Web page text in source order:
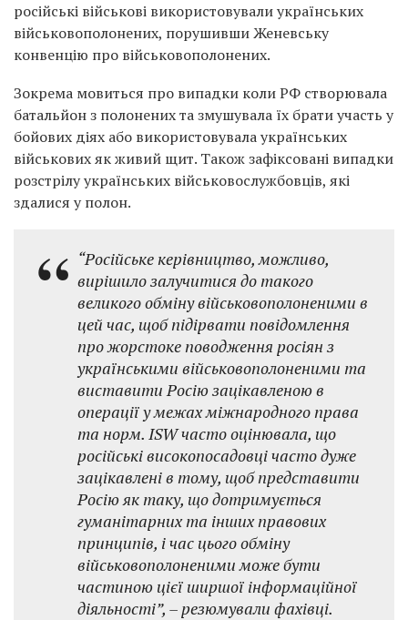
російські військові використовували українських
військовополонених, порушивши Женевську
конвенцію про військовополонених.
Зокрема мовиться про випадки коли РФ створювала
батальйон з полонених та змушувала їх брати участь у
бойових діях або використовувала українських
військових як живий щит. Також зафіксовані випадки
розстрілу українських військовослужбовців, які
здалися у полон.
“Російське керівництво, можливо,
вирішило залучитися до такого
великого обміну військовополоненими в
цей час, щоб підірвати повідомлення
про жорстоке поводження росіян з
українськими військовополоненими та
виставити Росію зацікавленою в
операції у межах міжнародного права
та норм. ISW часто оцінювала, що
російські високопосадовці часто дуже
зацікавлені в тому, щоб представити
Росію як таку, що дотримується
гуманітарних та інших правових
принципів, і час цього обміну
військовополоненими може бути
частиною цієї ширшої інформаційної
діяльності”, – резюмували фахівці.